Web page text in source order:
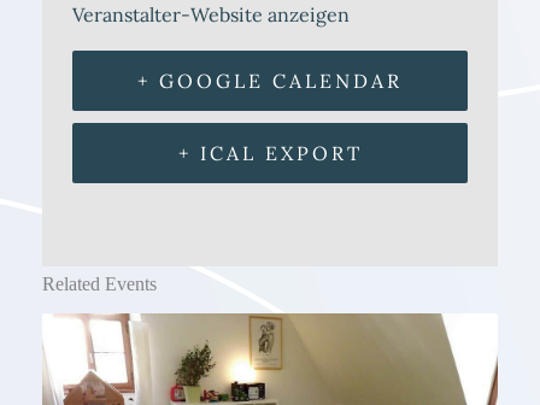
Veranstalter-Website anzeigen
+ GOOGLE CALENDAR
+ ICAL EXPORT
Related Events